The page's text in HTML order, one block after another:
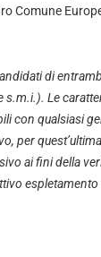
Comune
di
Le
con qualsiasi
per
ai fini della
espletamento